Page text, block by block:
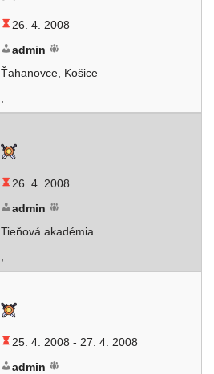
26. 4. 2008
admin
Ťahanovce, Košice
,
26. 4. 2008
admin
Tieňová akadémia
,
25. 4. 2008 - 27. 4. 2008
admin